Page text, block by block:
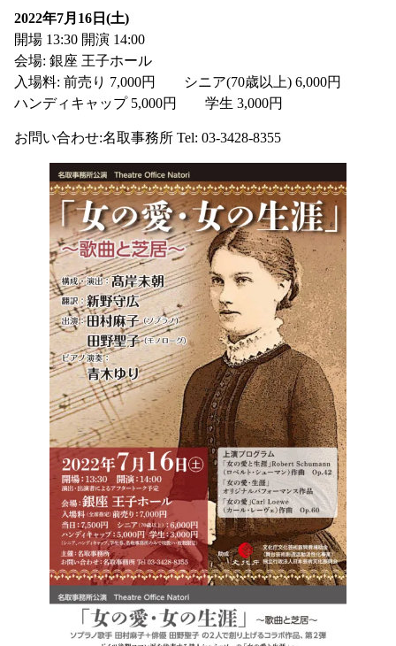
2022年7月16日(土)
開場 13:30 開演 14:00
会場: 銀座 王子ホール
入場料: 前売り 7,000円 シニア(70歳以上) 6,000円
ハンディキャップ 5,000円 学生 3,000円
お問い合わせ:名取事務所 Tel: 03-3428-8355